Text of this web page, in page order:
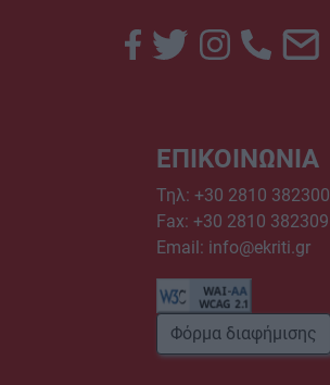
ΕΠΙΚΟΙΝΩΝΙΑ
Τηλ: +30 2810 382300
Fax: +30 2810 382309
Email: info@ekriti.gr
Φόρμα διαφήμισης